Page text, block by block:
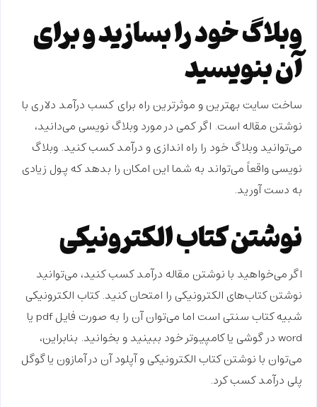
وبلاگ خود را بسازید و برای
آن بنویسید
ساخت سایت بهترین و موثرترین راه برای کسب درآمد دلاری با
نوشتن مقاله است. اگر کمی در مورد وبلاگ نویسی می‌دانید،
می‌توانید وبلاگ خود را راه اندازی و درآمد کسب کنید. وبلاگ
نویسی واقعاً می‌تواند به شما این امکان را بدهد که پول زیادی
به دست آورید.
نوشتن کتاب الکترونیکی
اگر می‌خواهید با نوشتن مقاله درآمد کسب کنید، می‌توانید
نوشتن کتاب‌های الکترونیکی را امتحان کنید. کتاب الکترونیکی
شبیه کتاب سنتی است اما می‌توان آن را به صورت فایل pdf یا
word در گوشی یا کامپیوتر خود ببینید و بخوانید. بنابراین،
می‌توان با نوشتن کتاب الکترونیکی و آپلود آن در آمازون یا گوگل
پلی درآمد کسب کرد.